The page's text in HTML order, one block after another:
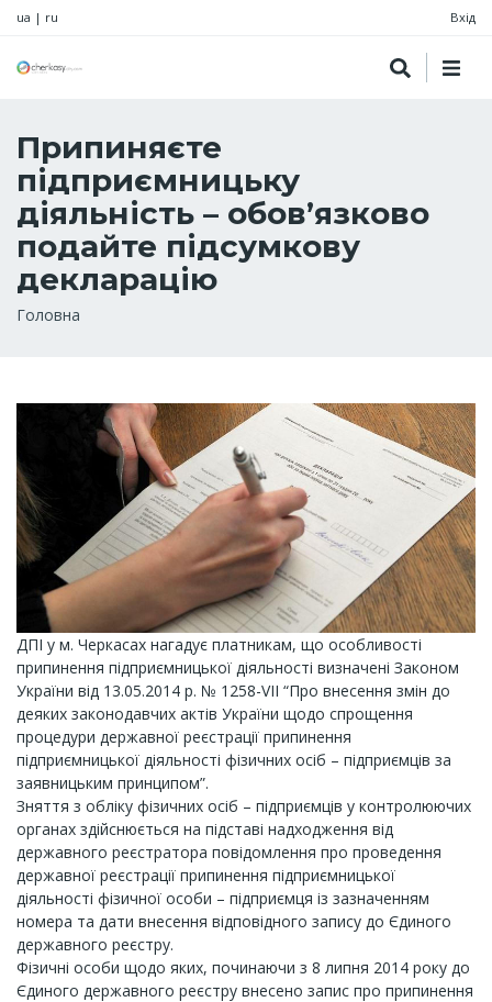
ua | ru Вхід
Припиняєте
підприємницьку
діяльність – обов’язково
подайте підсумкову
декларацію
Рядок
Головна
ДПІ у м. Черкасах нагадує платникам, що особливості
припинення підприємницької діяльності визначені Законом
України від 13.05.2014 р. № 1258-VII “Про внесення змін до
деяких законодавчих актів України щодо спрощення
процедури державної реєстрації припинення
підприємницької діяльності фізичних осіб – підприємців за
заявницьким принципом”.
Зняття з обліку фізичних осіб – підприємців у контролюючих
органах здійснюється на підставі надходження від
державного реєстратора повідомлення про проведення
державної реєстрації припинення підприємницької
діяльності фізичної особи – підприємця із зазначенням
номера та дати внесення відповідного запису до Єдиного
державного реєстру.
Фізичні особи щодо яких, починаючи з 8 липня 2014 року до
Єдиного державного реєстру внесено запис про припинення